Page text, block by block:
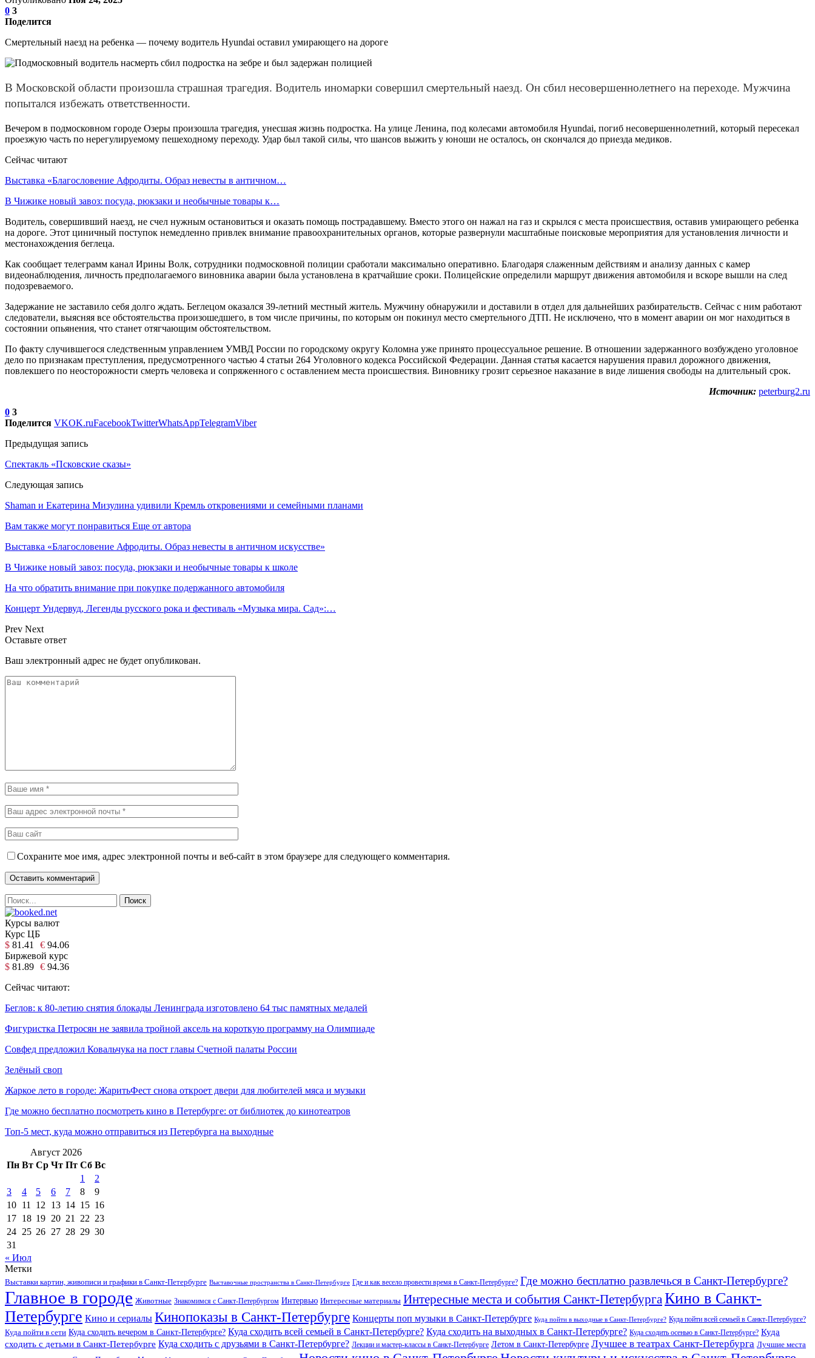
0 3
Поделится
Смертельный наезд на ребенка — почему водитель Hyundai оставил умирающего на дороге
В Московской области произошла страшная трагедия. Водитель иномарки совершил смертельный наезд. Он сбил несовершеннолетнего на переходе. Мужчина
попытался избежать ответственности.
Вечером в подмосковном городе Озеры произошла трагедия, унесшая жизнь подростка. На улице Ленина, под колесами автомобиля Hyundai, погиб несовершеннолетний, который пересекал
проезжую часть по нерегулируемому пешеходному переходу. Удар был такой силы, что шансов выжить у юноши не осталось, он скончался до приезда медиков.
Сейчас читают
Выставка «Благословение Афродиты. Образ невесты в античном…
В Чижике новый завоз: посуда, рюкзаки и необычные товары к…
Водитель, совершивший наезд, не счел нужным остановиться и оказать помощь пострадавшему. Вместо этого он нажал на газ и скрылся с места происшествия, оставив умирающего ребенка
на дороге. Этот циничный поступок немедленно привлек внимание правоохранительных органов, которые развернули масштабные поисковые мероприятия для установления личности и
местонахождения беглеца.
Как сообщает телеграмм канал Ирины Волк, сотрудники подмосковной полиции сработали максимально оперативно. Благодаря слаженным действиям и анализу данных с камер
видеонаблюдения, личность предполагаемого виновника аварии была установлена в кратчайшие сроки. Полицейские определили маршрут движения автомобиля и вскоре вышли на след
подозреваемого.
Задержание не заставило себя долго ждать. Беглецом оказался 39-летний местный житель. Мужчину обнаружили и доставили в отдел для дальнейших разбирательств. Сейчас с ним работают
следователи, выясняя все обстоятельства произошедшего, в том числе причины, по которым он покинул место смертельного ДТП. Не исключено, что в момент аварии он мог находиться в
состоянии опьянения, что станет отягчающим обстоятельством.
По факту случившегося следственным управлением УМВД России по городскому округу Коломна уже принято процессуальное решение. В отношении задержанного возбуждено уголовное
дело по признакам преступления, предусмотренного частью 4 статьи 264 Уголовного кодекса Российской Федерации. Данная статья касается нарушения правил дорожного движения,
повлекшего по неосторожности смерть человека и сопряженного с оставлением места происшествия. Виновнику грозит серьезное наказание в виде лишения свободы на длительный срок.
Источник: peterburg2.ru
0 3
Поделится VKOK.ruFacebookTwitterWhatsAppTelegramViber
Предыдущая запись
Спектакль «Псковские сказы»
Следующая запись
Shaman и Екатерина Мизулина удивили Кремль откровениями и семейными планами
Вам также могут понравиться Еще от автора
Выставка «Благословение Афродиты. Образ невесты в античном искусстве»
В Чижике новый завоз: посуда, рюкзаки и необычные товары к школе
На что обратить внимание при покупке подержанного автомобиля
Концерт Ундервуд, Легенды русского рока и фестиваль «Музыка мира. Сад»:…
Prev Next
Оставьте ответ
Ваш электронный адрес не будет опубликован.
Сохраните мое имя, адрес электронной почты и веб-сайт в этом браузере для следующего комментария.
Курсы валют
Курс ЦБ
$ 81.41 € 94.06
Биржевой курс
$ 81.89 € 94.36
Сейчас читают:
Беглов: к 80-летию снятия блокады Ленинграда изготовлено 64 тыс памятных медалей
Фигуристка Петросян не заявила тройной аксель на короткую программу на Олимпиаде
Совфед предложил Ковальчука на пост главы Счетной палаты России
Зелёный своп
Жаркое лето в городе: ЖаритьФест снова откроет двери для любителей мяса и музыки
Где можно бесплатно посмотреть кино в Петербурге: от библиотек до кинотеатров
Топ-5 мест, куда можно отправиться из Петербурга на выходные
Август 2026
Пн Вт Ср Чт Пт Сб Вс
1
2
3
4 5 6 7 8
9
10 11 12 13 14 15 16
17 18 19 20 21 22 23
24 25 26 27 28 29 30
31
« Июл
Метки
Выставки картин, живописи и графики в Санкт-Петербурге Выставочные пространства в Санкт-Петербурге Где и как весело провести время в Санкт-Петербурге? Где можно бесплатно развлечься в Санкт-Петербурге?
Главное в городе Животные Знакомимся с Санкт-Петербургом Интервью Интересные материалы Интересные места и события Санкт-Петербурга Кино в Санкт-
Петербурге Кино и сериалы Кинопоказы в Санкт-Петербурге Концерты поп музыки в Санкт-Петербурге Куда пойти в выходные в Санкт-Петербурге? Куда пойти всей семьей в Санкт-Петербурге?
Куда пойти в сети Куда сходить вечером в Санкт-Петербурге? Куда сходить всей семьей в Санкт-Петербурге? Куда сходить на выходных в Санкт-Петербурге? Куда сходить осенью в Санкт-Петербурге? Куда
сходить с детьми в Санкт-Петербурге Куда сходить с друзьями в Санкт-Петербурге? Лекции и мастер-классы в Санкт-Петербурге Летом в Санкт-Петербурге Лучшее в театрах Санкт-Петербурга Лучшие места